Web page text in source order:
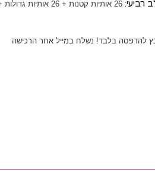
רביעי:26 אותיות קטנות + 26 אותיות גדולות + 10 ג'וקים
להדפסה בלבד! נשלח במייל אחר הרכישה